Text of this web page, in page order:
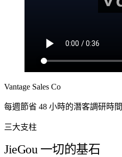
Vantage Sales Co
每週節省 48 小時的潛客調研時間
三大支柱
JieGou 一切的基石